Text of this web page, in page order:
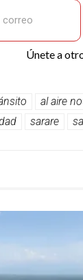
Únete a
al aire
sarare